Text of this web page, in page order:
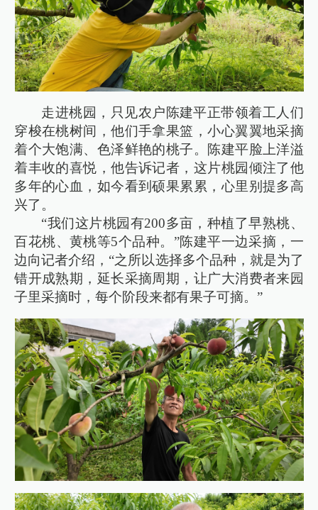
走进桃园，只见农户陈建平正带领着工人们
穿梭在桃树间，他们手拿果篮，小心翼翼地采摘
着个大饱满、色泽鲜艳的桃子。陈建平脸上洋溢
着丰收的喜悦，他告诉记者，这片桃园倾注了他
多年的心血，如今看到硕果累累，心里别提多高
兴了。
“我们这片桃园有200多亩，种植了早熟桃、
百花桃、黄桃等5个品种。”陈建平一边采摘，一
边向记者介绍，“之所以选择多个品种，就是为了
错开成熟期，延长采摘周期，让广大消费者来园
子里采摘时，每个阶段来都有果子可摘。”